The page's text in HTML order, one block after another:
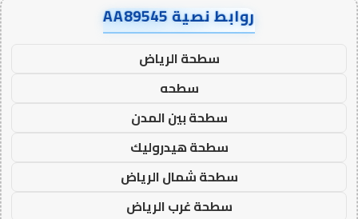
روابط نصية AA89545
سطحة الرياض
سطحه
سطحة بين المدن
سطحة هيدروليك
سطحة شمال الرياض
سطحة غرب الرياض